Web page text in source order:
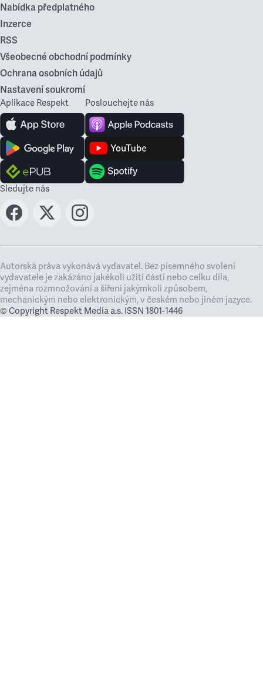
Nabídka předplatného
Inzerce
RSS
Všeobecné obchodní podmínky
Ochrana osobních údajů
Nastavení soukromí
Aplikace Respekt Poslouchejte nás
Sledujte nás
Autorská práva vykonává vydavatel. Bez písemného svolení
vydavatele je zakázáno jakékoli užití částí nebo celku díla,
zejména rozmnožování a šíření jakýmkoli způsobem,
mechanickým nebo elektronickým, v českém nebo jiném jazyce.
© Copyright Respekt Media a.s. ISSN 1801-1446